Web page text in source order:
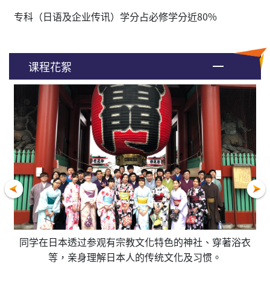
专科（日语及企业传讯）学分占必修学分近80%
课程花絮
同学在日本透过参观有宗教文化特色的神社、穿著浴衣
等，亲身理解日本人的传统文化及习惯。